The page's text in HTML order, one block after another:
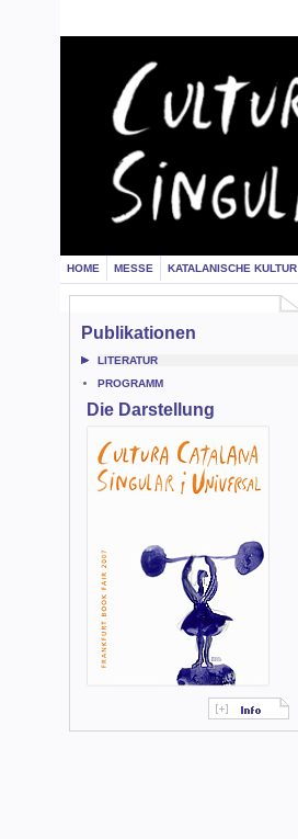
HOME MESSE KATALANISCHE KULTUR
Publikationen
LITERATUR
PROGRAMM
Die Darstellung